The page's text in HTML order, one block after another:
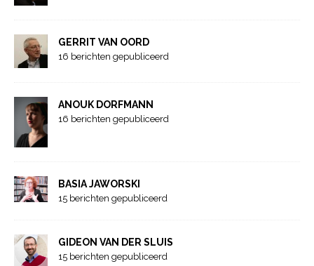
GERRIT VAN OORD
16 berichten gepubliceerd
ANOUK DORFMANN
16 berichten gepubliceerd
BASIA JAWORSKI
15 berichten gepubliceerd
GIDEON VAN DER SLUIS
15 berichten gepubliceerd